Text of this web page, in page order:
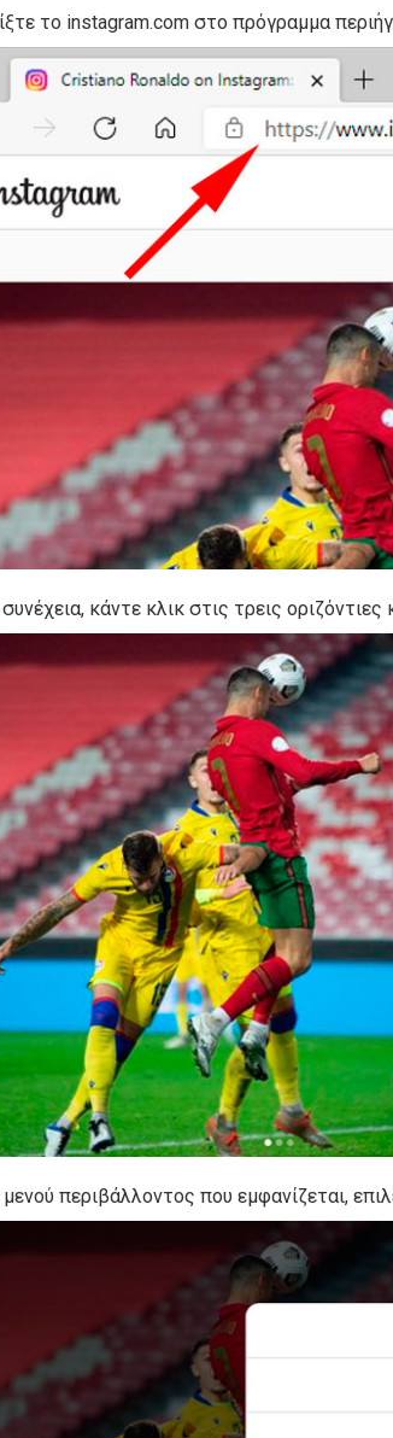
το instagram.com στο πρόγραμμα
κάντε κλικ στις τρεις οριζόντιες
περιβάλλοντος που εμφανίζεται,